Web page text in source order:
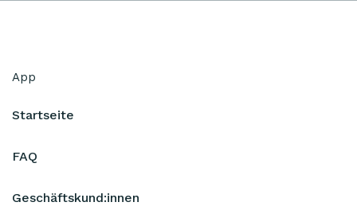
App
Startseite
FAQ
Geschäftskund:innen